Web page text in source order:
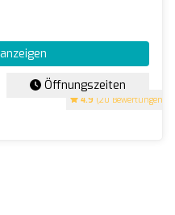
4.9 (20 Bewertungen)
Öffnungszeiten